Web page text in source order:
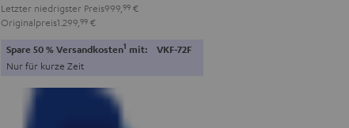
Letzter niedrigster Preis999, 99 €
Originalpreis1.299, 99 €
Spare 50 % Versandkosten1 mit: VKF-72F
Nur für kurze Zeit